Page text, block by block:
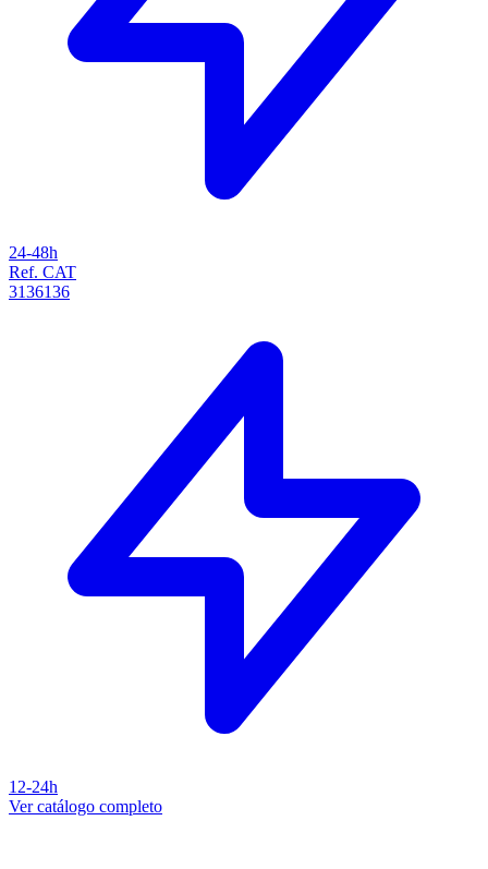
24-48h
Ref. CAT
3136136
12-24h
Ver catálogo completo